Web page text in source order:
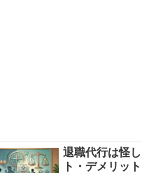
退職代行は怪
ト・デメリッ